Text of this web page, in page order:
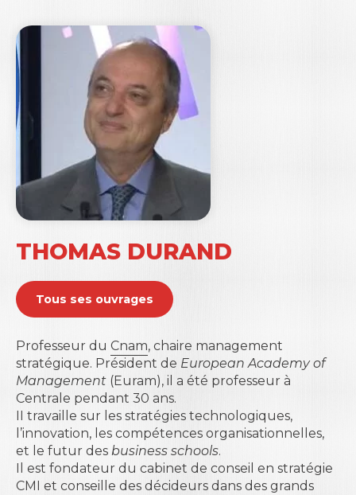
THOMAS DURAND
Tous ses ouvrages
Professeur du Cnam, chaire management
stratégique. Président de European Academy of
Management (Euram), il a été professeur à
Centrale pendant 30 ans.
II travaille sur les stratégies technologiques,
l’innovation, les compétences organisationnelles,
et le futur des business schools.
Il est fondateur du cabinet de conseil en stratégie
CMI
et conseille des décideurs dans des grands